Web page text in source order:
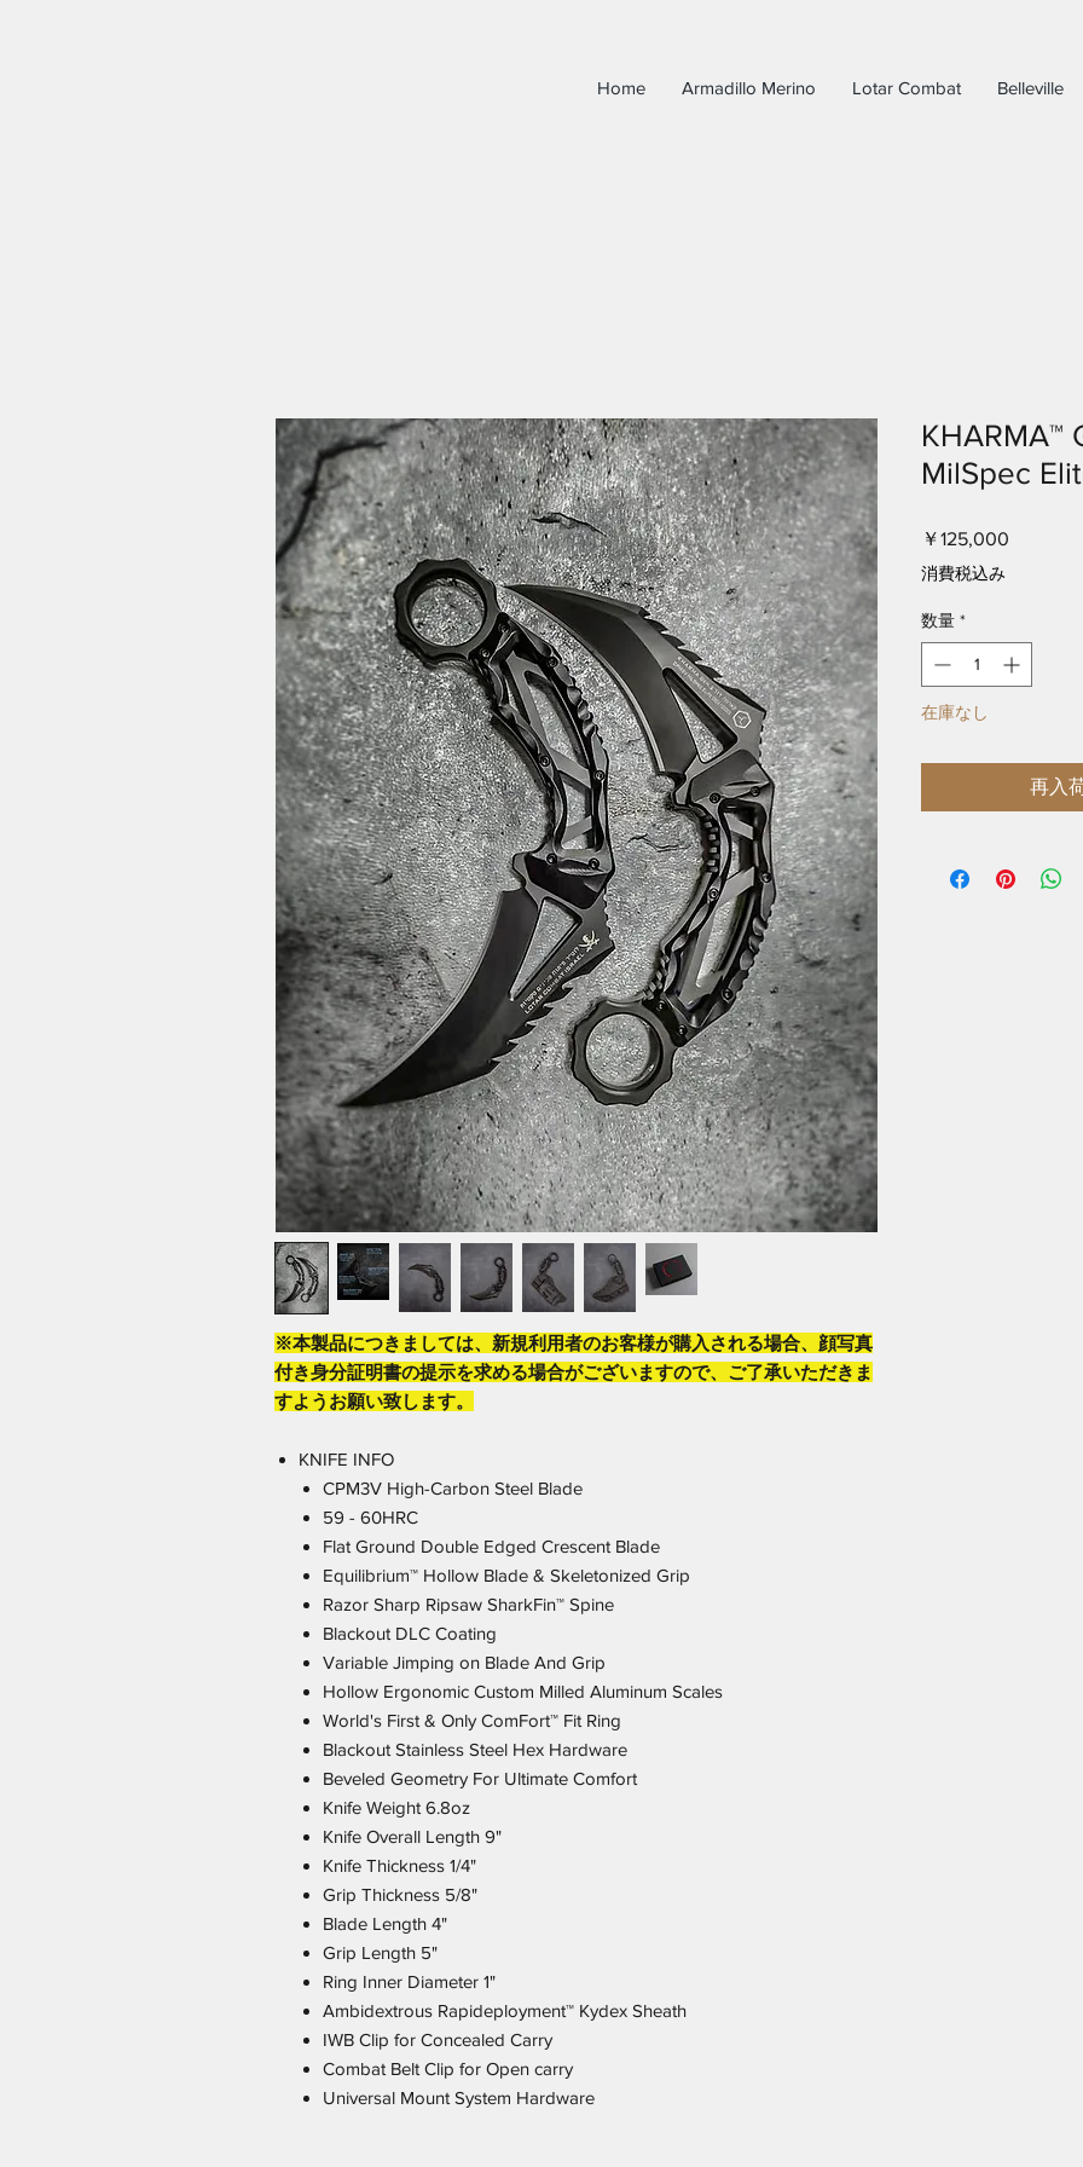
Home Armadillo Merino Lotar Combat Belleville
※本製品につきましては、新規利用者のお客様が購入される場合、顔写真
付き身分証明書の提示を求める場合がございますので、ご了承いただきま
すようお願い致します。
KNIFE INFO
CPM3V High-Carbon Steel Blade
59 - 60HRC
Flat Ground Double Edged Crescent Blade
Equilibrium™ Hollow Blade & Skeletonized Grip
Razor Sharp Ripsaw SharkFin™ Spine
Blackout DLC Coating
Variable Jimping on Blade And Grip
Hollow Ergonomic Custom Milled Aluminum Scales
World's First & Only ComFort™ Fit Ring
Blackout Stainless Steel Hex Hardware
Beveled Geometry For Ultimate Comfort
Knife Weight 6.8oz
Knife Overall Length 9"
Knife Thickness 1/4"
Grip Thickness 5/8"
Blade Length 4"
Grip Length 5"
Ring Inner Diameter 1"
Ambidextrous Rapideployment™ Kydex Sheath
IWB Clip for Concealed Carry
Combat Belt Clip for Open carry
Universal Mount System Hardware
KHARMA™
MilSpec
￥125,000
消費税込み
数量 *
在庫なし
再入